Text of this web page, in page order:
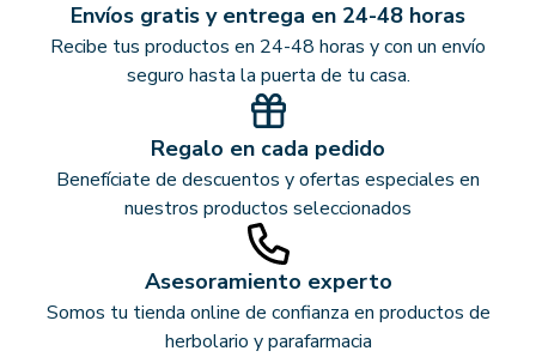
Envíos gratis y entrega en 24-48 horas
Recibe tus productos en 24-48 horas y con un envío
seguro hasta la puerta de tu casa.
Regalo en cada pedido
Benefíciate de descuentos y ofertas especiales en
nuestros productos seleccionados
Asesoramiento experto
Somos tu tienda online de confianza en productos de
herbolario y parafarmacia